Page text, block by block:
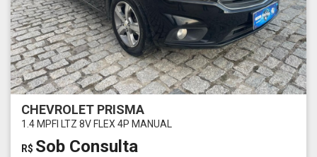
CHEVROLET PRISMA
1.4 MPFI LTZ 8V FLEX 4P MANUAL
R$ Sob Consulta